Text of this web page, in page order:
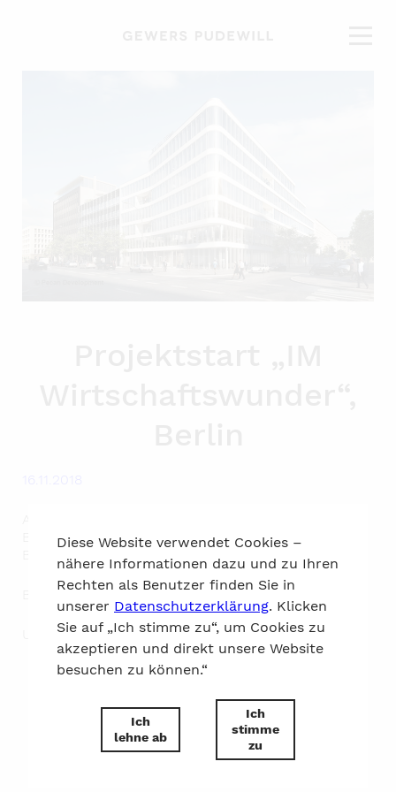
Diese Website verwendet Cookies –
nähere Informationen dazu und zu Ihren
Rechten als Benutzer finden Sie in
unserer Datenschutzerklärung. Klicken
Sie auf „Ich stimme zu“, um Cookies zu
akzeptieren und direkt unsere Website
besuchen zu können.“
Ich
lehne ab
Ich
stimme
zu
Bankliegenschaften und Neubau eines
Bürogebäudes
Bauherr: Pecan Development GmbH
Umfang: 46.800 qm
nach oben